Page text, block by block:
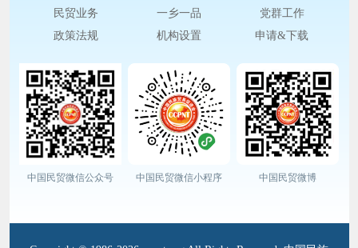
民贸业务
一乡一品
党群工作
政策法规
机构设置 申请&下载
中国民贸微信公众号 中国民贸微信小程序 中国民贸微博